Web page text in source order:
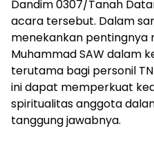
Dandim 0307/Tanah
acara tersebut. Dalam
menekankan pentingnya
Muhammad SAW dalam
terutama bagi personil
ini dapat memperkuat
spiritualitas anggota
tanggung jawabnya.